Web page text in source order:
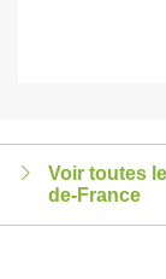
Voir toutes
de-France